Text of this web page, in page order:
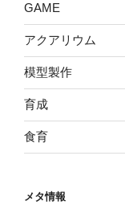
GAME
アクアリウム
模型製作
育成
食育
メタ情報